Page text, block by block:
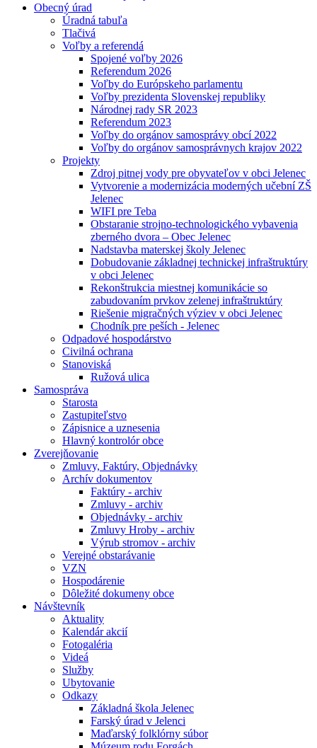
Obecný úrad
Úradná tabuľa
Tlačivá
Voľby a referendá
Spojené voľby 2026
Referendum 2026
Voľby do Európskeho parlamentu
Voľby prezidenta Slovenskej republiky
Národnej rady SR 2023
Referendum 2023
Voľby do orgánov samosprávy obcí 2022
Voľby do orgánov samosprávnych krajov 2022
Projekty
Zdroj pitnej vody pre obyvateľov v obci Jelenec
Vytvorenie a modernizácia moderných učební ZŠ
Jelenec
WIFI pre Teba
Obstaranie strojno-technologického vybavenia
zberného dvora – Obec Jelenec
Nadstavba materskej školy Jelenec
Dobudovanie základnej technickej infraštruktúry
v obci Jelenec
Rekonštrukcia miestnej komunikácie so
zabudovaním prvkov zelenej infraštruktúry
Riešenie migračných výziev v obci Jelenec
Chodník pre peších - Jelenec
Odpadové hospodárstvo
Civilná ochrana
Stanoviská
Ružová ulica
Samospráva
Starosta
Zastupiteľstvo
Zápisnice a uznesenia
Hlavný kontrolór obce
Zverejňovanie
Zmluvy, Faktúry, Objednávky
Archív dokumentov
Faktúry - archiv
Zmluvy - archiv
Objednávky - archiv
Zmluvy Hroby - archiv
Výrub stromov - archiv
Verejné obstarávanie
VZN
Hospodárenie
Dôležité dokumeny obce
Návštevník
Aktuality
Kalendár akcií
Fotogaléria
Videá
Služby
Ubytovanie
Odkazy
Základná škola Jelenec
Farský úrad v Jelenci
Maďarský folklórny súbor